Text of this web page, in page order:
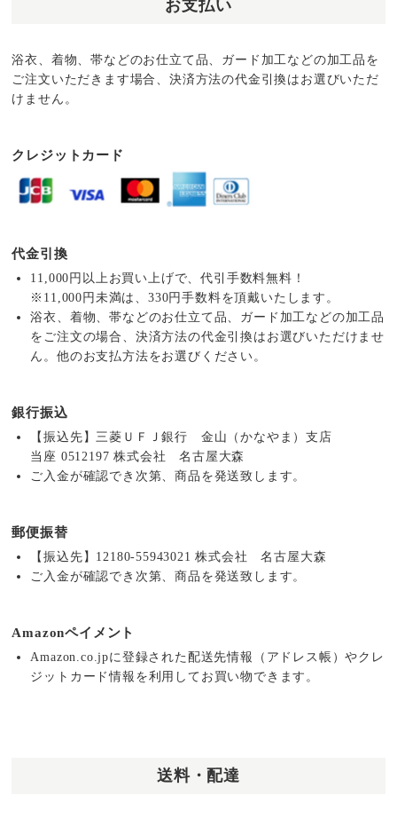
お支払い
浴衣、着物、帯などのお仕立て品、ガード加工などの加工品を
ご注文いただきます場合、決済方法の代金引換はお選びいただ
けません。
クレジットカード
代金引換
11,000円以上お買い上げで、代引手数料無料！
※11,000円未満は、330円手数料を頂戴いたします。
浴衣、着物、帯などのお仕立て品、ガード加工などの加工品
をご注文の場合、決済方法の代金引換はお選びいただけませ
ん。他のお支払方法をお選びください。
銀行振込
【振込先】三菱ＵＦＪ銀行 金山（かなやま）支店
当座 0512197 株式会社 名古屋大森
ご入金が確認でき次第、商品を発送致します。
郵便振替
【振込先】12180-55943021 株式会社 名古屋大森
ご入金が確認でき次第、商品を発送致します。
Amazonペイメント
Amazon.co.jpに登録された配送先情報（アドレス帳）やクレ
ジットカード情報を利用してお買い物できます。
送料・配達